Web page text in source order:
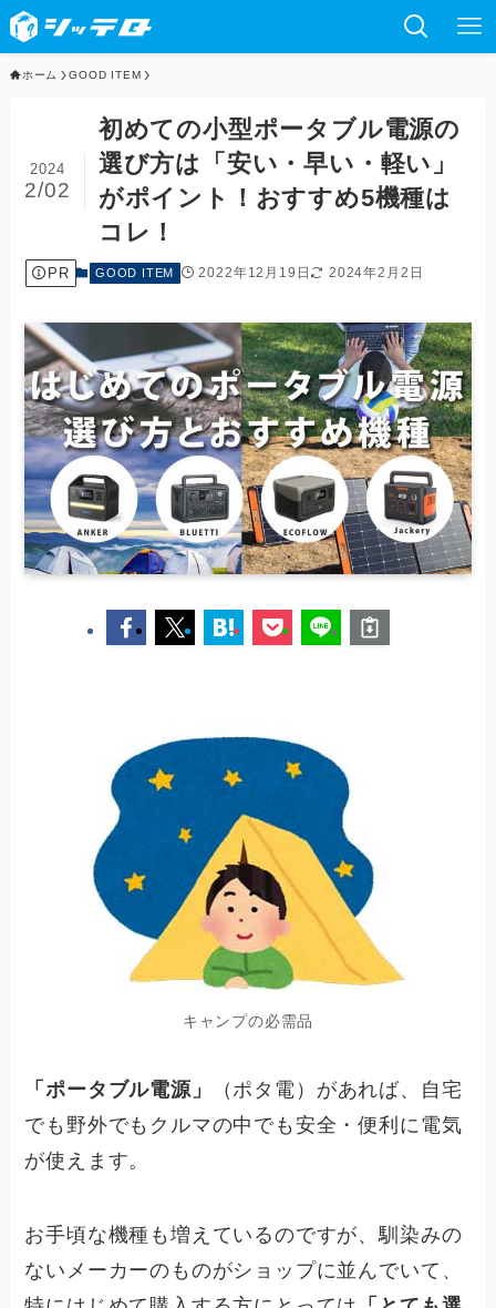
ホーム GOOD ITEM
初めての小型ポータブル電源の
選び方は「安い・早い・軽い」
がポイント！おすすめ5機種は
コレ！
2024
2/02
PR GOOD ITEM 2022年12月19日 2024年2月2日
キャンプの必需品
「ポータブル電源」 （ポタ電） があれば、自宅
でも野外でもクルマの中でも安全・便利に電気
が使えます。
お手頃な機種も増えているのですが、馴染みの
ないメーカーのものがショップに並んでいて、